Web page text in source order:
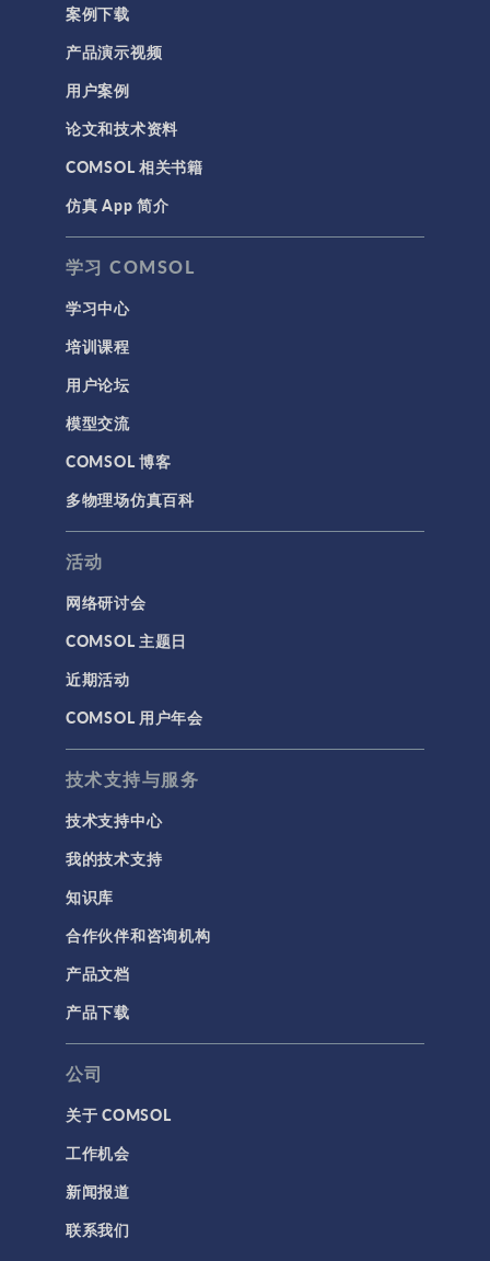
案例下载
产品演示视频
用户案例
论文和技术资料
COMSOL 相关书籍
仿真 App 简介
学习 COMSOL
学习中心
培训课程
用户论坛
模型交流
COMSOL 博客
多物理场仿真百科
活动
网络研讨会
COMSOL 主题日
近期活动
COMSOL 用户年会
技术支持与服务
技术支持中心
我的技术支持
知识库
合作伙伴和咨询机构
产品文档
产品下载
公司
关于 COMSOL
工作机会
新闻报道
联系我们